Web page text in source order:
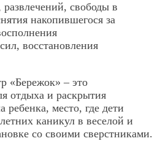
свободы в
накопившегося за
восстановления
«Бережок» – это
отдыха и раскрытия
ребенка, место, где дети
каникул в веселой и
со своими сверстниками.